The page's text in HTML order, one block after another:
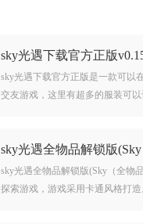
sky光遇下载官方正版
sky光遇下载官方正版是一款可以
交友游戏，这里有超多的服装可
的世界，这款游戏是最合适下载
sky光遇全物品解锁版
品）)v0.15.5 最新版
sky光遇全物品解锁版(Sky（全物
探索游戏，游戏采用卡通风格打